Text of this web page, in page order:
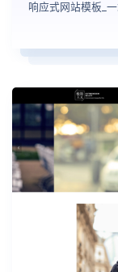
响应式网站模板_